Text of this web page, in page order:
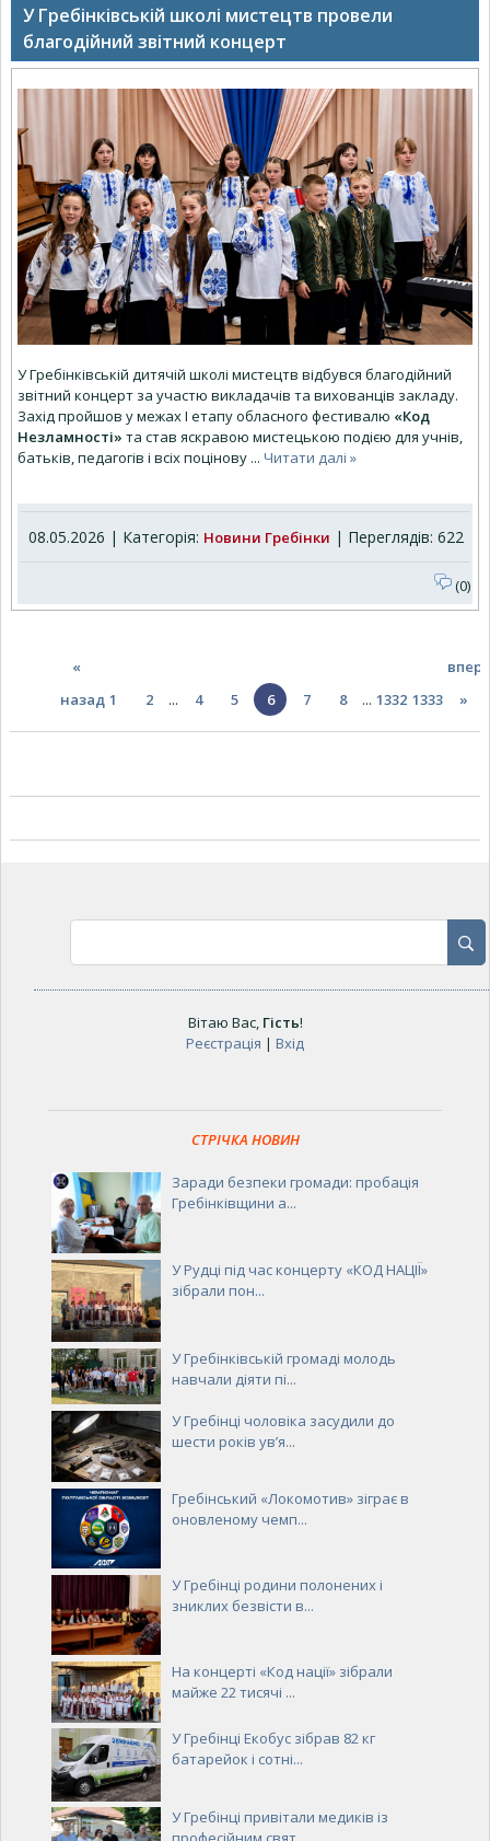
У Гребінківській школі мистецтв провели
благодійний звітний концерт
У Гребінківській дитячій школі мистецтв відбувся благодійний
звітний концерт за участю викладачів та вихованців закладу.
Захід пройшов у межах І етапу обласного фестивалю «Код
Незламності» та став яскравою мистецькою подією для учнів,
батьків, педагогів і всіх поцінову ... Читати далі »
08.05.2026 | Категорія: Новини Гребінки | Переглядів: 622
(0)
«
назад 1 2 ... 4 5 6 7 8 ... 1332 1333
»
Вітаю Вас, Гість!
Реєстрація | Вхід
СТРІЧКА НОВИН
Заради безпеки громади: пробація
Гребінківщини а...
У Рудці під час концерту «КОД НАЦІЇ»
зібрали пон...
У Гребінківській громаді молодь
навчали діяти пі...
У Гребінці чоловіка засудили до
шести років ув’я...
Гребінський «Локомотив» зіграє в
оновленому чемп...
У Гребінці родини полонених і
зниклих безвісти в...
На концерті «Код нації» зібрали
майже 22 тисячі ...
У Гребінці Екобус зібрав 82 кг
батарейок і сотні...
У Гребінці привітали медиків із